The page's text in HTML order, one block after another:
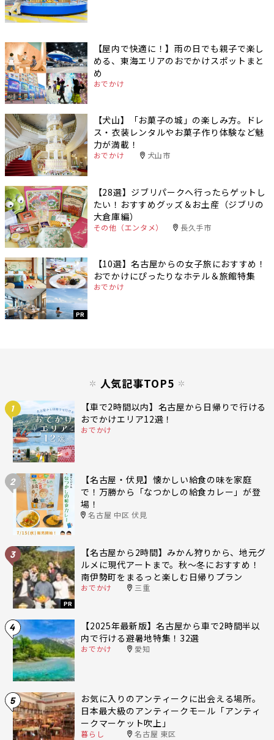
【屋内で快適に！】雨の日でも親子で楽し
める、東海エリアのおでかけスポットまと
め
おでかけ
【犬山】「お菓子の城」の楽しみ方。ドレ
ス・衣装レンタルやお菓子作り体験など魅
力が満載！
おでかけ 犬山市
【28選】ジブリパークへ行ったらゲットし
たい！おすすめグッズ＆お土産（ジブリの
大倉庫編）
その他（エンタメ） 長久手市
PR
【10選】名古屋からの女子旅におすすめ！
おでかけにぴったりなホテル＆旅館特集
おでかけ
人気記事TOP5
1
【車で2時間以内】名古屋から日帰りで行ける
おでかけエリア12選！
おでかけ
2
【名古屋・伏見】懐かしい給食の味を家庭
で！万勝から「なつかしの給食カレー」が登
場！
名古屋 中区 伏見
3
PR
【名古屋から2時間】みかん狩りから、地元グ
ルメに現代アートまで。秋〜冬におすすめ！
南伊勢町をまるっと楽しむ日帰りプラン
おでかけ 三重
4
【2025年最新版】名古屋から車で2時間半以
内で行ける避暑地特集！32選
おでかけ 愛知
5
お気に入りのアンティークに出会える場所。
日本最大級のアンティークモール「アンティ
ークマーケット吹上」
暮らし 名古屋 東区